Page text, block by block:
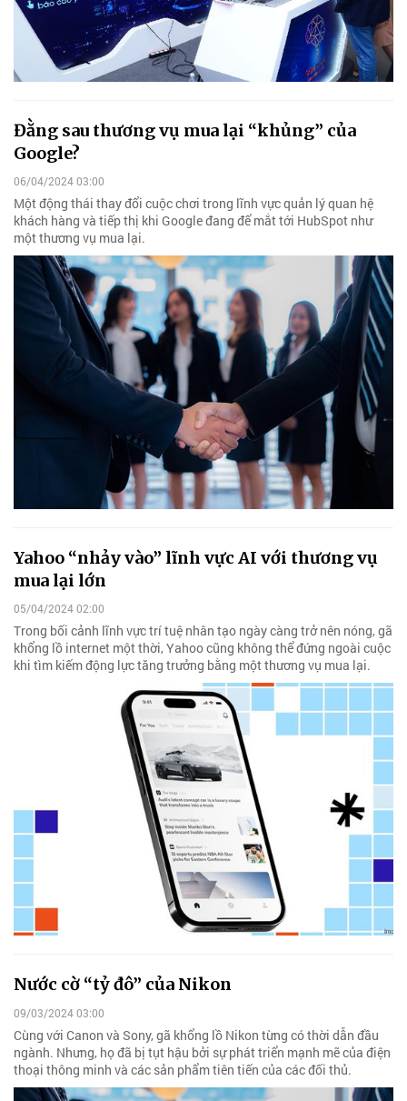
Đằng sau thương vụ mua lại “khủng” của
Google?
06/04/2024 03:00
Một động thái thay đổi cuộc chơi trong lĩnh vực quản lý quan hệ
khách hàng và tiếp thị khi Google đang để mắt tới HubSpot như
một thương vụ mua lại.
Yahoo “nhảy vào” lĩnh vực AI với thương vụ
mua lại lớn
05/04/2024 02:00
Trong bối cảnh lĩnh vực trí tuệ nhân tạo ngày càng trở nên nóng, gã
khổng lồ internet một thời, Yahoo cũng không thể đứng ngoài cuộc
khi tìm kiếm động lực tăng trưởng bằng một thương vụ mua lại.
Nước cờ “tỷ đô” của Nikon
09/03/2024 03:00
Cùng với Canon và Sony, gã khổng lồ Nikon từng có thời dẫn đầu
ngành. Nhưng, họ đã bị tụt hậu bởi sự phát triển mạnh mẽ của điện
thoại thông minh và các sản phẩm tiên tiến của các đối thủ.